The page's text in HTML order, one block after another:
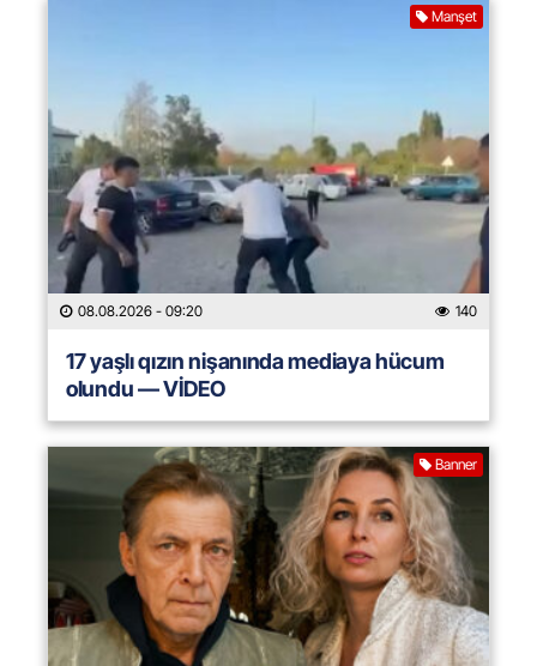
Manşet
08.08.2026 - 09:20 140
17 yaşlı qızın nişanında mediaya hücum
olundu — VİDEO
Banner